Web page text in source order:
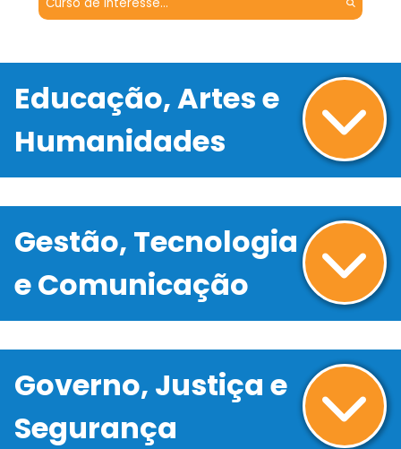
Educação, Artes e
Humanidades
Gestão, Tecnologia
e Comunicação
Governo, Justiça e
Segurança